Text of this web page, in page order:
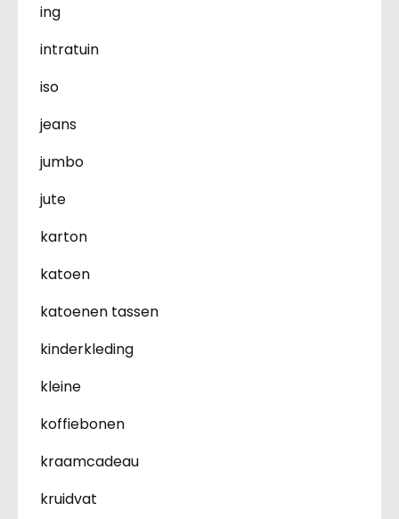
ing
intratuin
iso
jeans
jumbo
jute
karton
katoen
katoenen tassen
kinderkleding
kleine
koffiebonen
kraamcadeau
kruidvat